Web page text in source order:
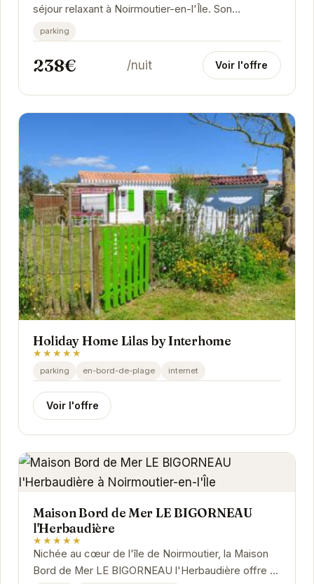
séjour relaxant à Noirmoutier-en-l'Île. Son
emplacement idéal vous permet de rejoindre
facilement...
parking
238€ /nuit Voir l'offre
Holiday Home Lilas by Interhome
★★★★★
parking en-bord-de-plage internet
Voir l'offre
Maison Bord de Mer LE BIGORNEAU
l'Herbaudière
★★★★★
Nichée au cœur de l'île de Noirmoutier, la Maison
Bord de Mer LE BIGORNEAU l'Herbaudière offre un